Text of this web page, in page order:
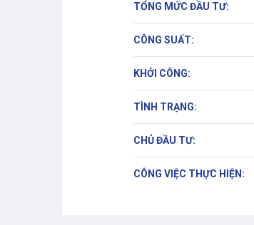
TỔNG MỨC ĐẦU TƯ:
CÔNG SUẤT:
KHỞI CÔNG:
TÌNH TRẠNG:
CHỦ ĐẦU TƯ:
CÔNG VIỆC THỰC HIỆN: